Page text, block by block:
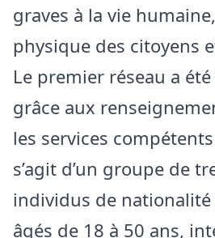
graves à la vie
physique des citoyens
Le premier réseau a
grâce aux
les services compétents
s’agit d’un groupe de
individus de
âgés de 18 à 50 ans,